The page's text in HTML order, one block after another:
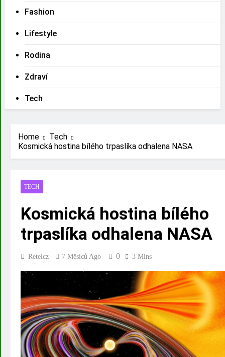
Fashion
Lifestyle
Rodina
Zdraví
Tech
Home
Tech
Kosmická hostina bílého trpaslíka odhalena NASA
TECH
Kosmická hostina bílého
trpaslíka odhalena NASA
Retelcz 7 Měsíců Ago 0 3 Mins